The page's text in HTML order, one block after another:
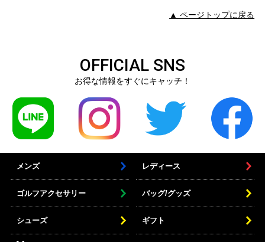
▲ ページトップに戻る
OFFICIAL SNS
お得な情報をすぐにキャッチ！
メンズ レディース
ゴルフアクセサリー バッグ/グッズ
シューズ ギフト